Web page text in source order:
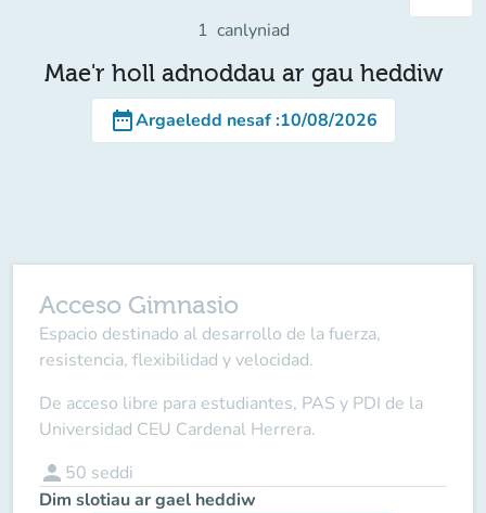
1 canlyniad
Mae'r holl adnoddau ar gau heddiw
date_rangeArgaeledd nesaf:10/08/2026
Acceso Gimnasio
Espacio destinado al desarrollo de la fuerza,
resistencia, flexibilidad y velocidad.
De acceso libre para estudiantes, PAS y PDI de la
Universidad CEU Cardenal Herrera.
person 50 seddi
Dim slotiau ar gael heddiw